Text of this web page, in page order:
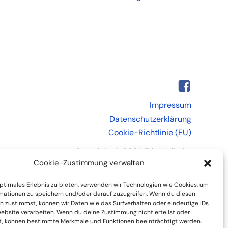
Cookie-Zustimmung verwalten
Erlebnis zu bieten, verwenden wir Technologien wie Cookies, um
zu speichern und/oder darauf zuzugreifen. Wenn du diesen
zustimmst, können wir Daten wie das Surfverhalten oder eindeutige IDs
verarbeiten. Wenn du deine Zustimmung nicht erteilst oder
können bestimmte Merkmale und Funktionen beeinträchtigt werden.
Impressum
Datenschutzerklärung
Cookie-Richtlinie (EU)
Copyright © 2024 Tria Hofheim